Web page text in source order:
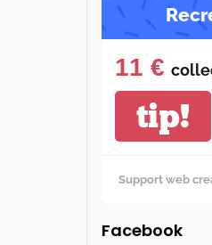
11 €
tip!
Support web
Facebook